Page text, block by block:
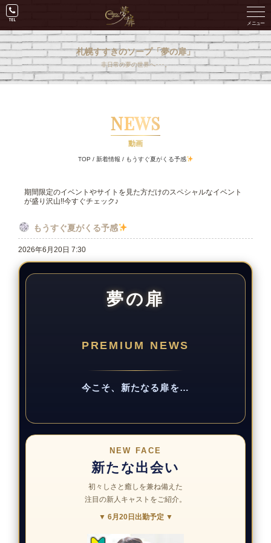
札幌すすきのソープ「夢の扉」
非日常の夢の世界へ･･･。
NEWS
動画
TOP / 新着情報 / もうすぐ夏がくる予感
期間限定のイベントやサイトを見た方だけのスペシャルなイベント
が盛り沢山!!今すぐチェック♪
もうすぐ夏がくる予感
2026年6月20日 7:30
夢の扉
PREMIUM NEWS
今こそ、新たなる扉を…
NEW FACE
新たな出会い
初々しさと癒しを兼ね備えた
注目の新人キャストをご紹介。
▼ 6月20日出勤予定 ▼